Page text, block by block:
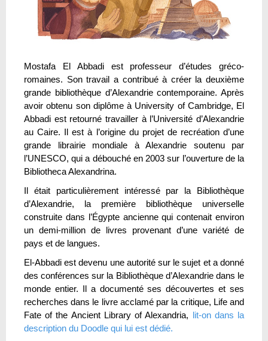
Mostafa El Abbadi est professeur d’études gréco-
romaines. Son travail a contribué à créer la deuxième
grande bibliothèque d’Alexandrie contemporaine. Après
avoir obtenu son diplôme à University of Cambridge, El
Abbadi est retourné travailler à l’Université d’Alexandrie
au Caire. Il est à l’origine du projet de recréation d’une
grande librairie mondiale à Alexandrie soutenu par
l’UNESCO, qui a débouché en 2003 sur l’ouverture de la
Bibliotheca Alexandrina.
Il était particulièrement intéressé par la Bibliothèque
d’Alexandrie, la première bibliothèque universelle
construite dans l’Égypte ancienne qui contenait environ
un demi-million de livres provenant d’une variété de
pays et de langues.
El-Abbadi est devenu une autorité sur le sujet et a donné
des conférences sur la Bibliothèque d’Alexandrie dans le
monde entier. Il a documenté ses découvertes et ses
recherches dans le livre acclamé par la critique, Life and
Fate of the Ancient Library of Alexandria, lit-on dans la
description du Doodle qui lui est dédié.